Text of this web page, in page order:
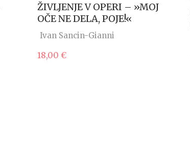
ŽIVLJENJE V OPERI – »MOJ
OČE NE DELA, POJE!«
Ivan Sancin-Gianni
18,00 €